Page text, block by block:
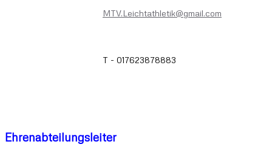
MTV.Leichtathletik@gmail.com
T - 017623878883
Ehrenabteilungsleiter